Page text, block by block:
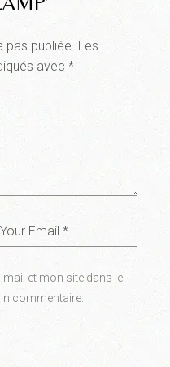
pas publiée. Les
avec*
et mon site dans le
commentaire.